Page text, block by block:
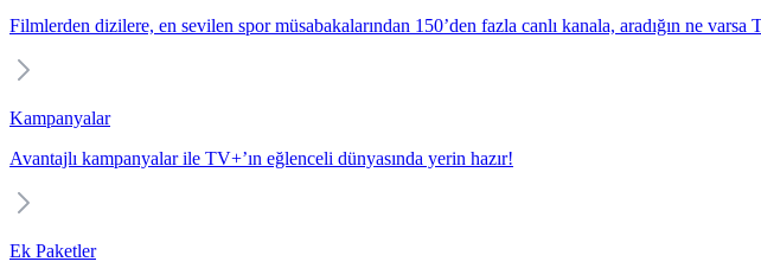
Filmlerden dizilere, en sevilen spor müsabakalarından 150’den fazla canlı kanala, aradığın ne varsa
Kampanyalar
Avantajlı kampanyalar ile TV+’ın eğlenceli dünyasında yerin hazır!
Ek Paketler